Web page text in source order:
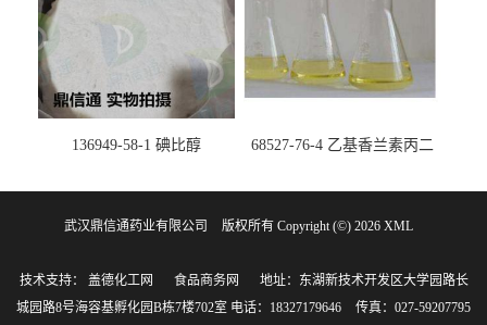
136949-58-1 碘比醇
68527-76-4 乙基香兰素丙二
剂 -香精香料 -鼎信通李杰
武汉鼎信通药业有限公司 版权所有 Copyright (©) 2026 XML
技术支持： 盖德化工网 食品商务网
地址：东湖新技术开发区大学园路长
城园路8号海容基孵化园B栋7楼702室 电话：18327179646 传真：027-59207795